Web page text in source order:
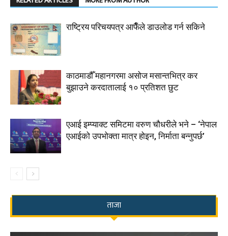
राष्ट्रिय परिचयपत्र आफैँले डाउलोड गर्न सकिने
काठमाडौँ महानगरमा असोज मसान्तभित्र कर
बुझाउने करदातालाई १० प्रतिशत छुट
एआई इम्प्याक्ट समिटमा वरुण चौधरीले भने – ‘नेपाल
एआईको उपभोक्ता मात्र होइन, निर्माता बन्नुपर्छ’
ताजा